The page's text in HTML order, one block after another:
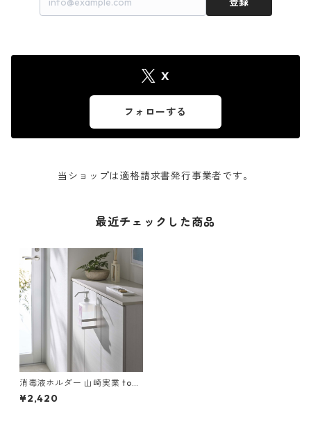
X
フォローする
当ショップは適格請求書発行事業者です。
最近チェックした商品
消毒液ホルダー 山崎実業 tow
er タワー 引っかけアルコール
除菌ボトルラック ホワイト
¥2,420